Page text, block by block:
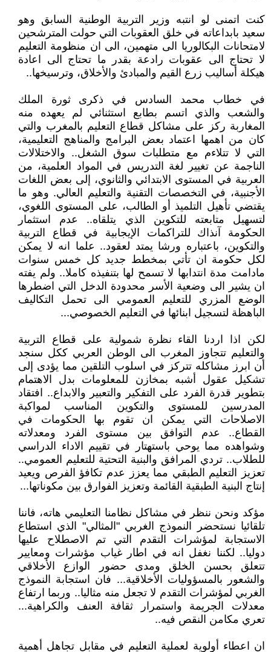
كنت اتمنى لو انتبه وزير التربية الوطنية السابق وهو
سعيد بابداعاته في خلق العقوبات التي حولت المترشحين
لامتحانات البكالوريا الى متهمين، الى ان منظومة التعليم
لا تحتاج الى عقوبات رادعة بقدر ما تحتاج الى اعادة
هيكلة أساليب زرع القيم والمبادئ والأخلاق، وترسيخها..
في خطاب محمد السادس في ذكرى ثورة الملك
والشعب والذي اتسم بطابع استثنائي لم يعهده منه
المغاربة ركز على مشاكل قطاع التعليم بالمغرب والتي
كان من اهمها اعتماد بعض البرامج والمناهج التعليمية،
التي لا تتلاءم مع متطلبات سوق الشغل.. والاختلالات
الناجمة عن تغيير لغة التدريس في المواد العلمية، من
العربية في المستوى الابتدائي والثانوي، إلى بعض اللغات
الأجنبية، في التخصصات التقنية والتعليم العالي. وهو ما
يقتضي تأهيل التلميذ أو الطالب، على المستوى اللغوي،
لتسهيل متابعته للتكوين الذي يتلقاه.. عدم استثمار
الحكومة آنذاك للتراكمات الإيجابية في قطاع التربية
والتكوين، باعتباره ورشا يمتد لعقود.. علما انه لا يمكن
لكل حكومة ان تأتي بمخطط جديد كل خمس سنوات
مادامت مدة انتدابها لا تسمح لها بتنفيذه كاملا.. ولم يفته
ان يشير الى وضعية الأسر محدودة الدخل التي اضطرها
الوضع المزري للتعليم العمومي الى تحمل التكاليف
الباهظة لتسجيل ابنائها في التعليم الخصوصي...
لكن اذا اردنا القاء نظرة شمولية على قطاع التربية
والتعليم تتجاوز المغرب الى الوطن العربي ككل سنجد
أن ابرز مشاكله تتركز في اسلوب التلقين مما يؤدى إلى
تشكيل عقول أشبه بمخازن للمعلومات بدل الاهتمام
بتطوير قدرة الفرد على التفكير والتعبير والابداع.. افتقاد
المدرسين للمستوى والتكوين المناسب لمواكبة
الاصلاحات التي يمكن ان تقوم بها الحكومات في
القطاع.. عدم التوافق بين مستوى الفرد ومعدلاته
وشواهده مما يوحي باستهتار في تقييم الاداء الدراسي
للطلاب.. تردي المرافق والبنية التحتية للتعليم العمومي..
تعزيز التعليم الطبقي مما يعزز عدم تكافؤ الفرص ويعيد
إنتاج البنية الطبقية القائمة وتعزيز الفوارق بين مكوناتها...
مؤكد ونحن ننظر في مشاكل نظامنا التعليمي هاته، فاننا
تلقائيا نستحضر النموذج الغربي "المثالي" الذي استطاع
الاستجابة لمؤشرات التقدم التي تم الاصطلاح عليها
دوليا.. لكننا نغفل انه في اطار غياب مؤشرات ومعايير
تتعلق بحسن الخلق ومدى حضور الوازع الأخلاقي
والشعور بالمسؤوليات الأخلاقية... فان استجابة النموذج
الغربي لمؤشرات التقدم لا تجعل منه مثاليا.. وربما ارتفاع
معدلات الجريمة واستمرار ثقافة العنف والكراهية...
تعري مكامن النقص فيه..
ان اعطاء أولوية لعملية التعليم في مقابل تجاهل أهمية